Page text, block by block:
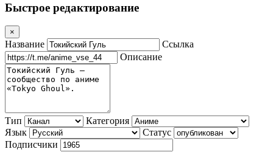
Быстрое редактирование
×
Название
Ссылка
Описание
Тип
Категория
Язык
Статус
Подписчики